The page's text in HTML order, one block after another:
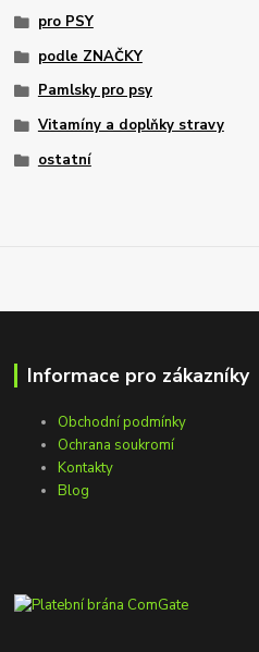
pro PSY
podle ZNAČKY
Pamlsky pro psy
Vitamíny a doplňky stravy
ostatní
Informace pro zákazníky
Obchodní podmínky
Ochrana soukromí
Kontakty
Blog